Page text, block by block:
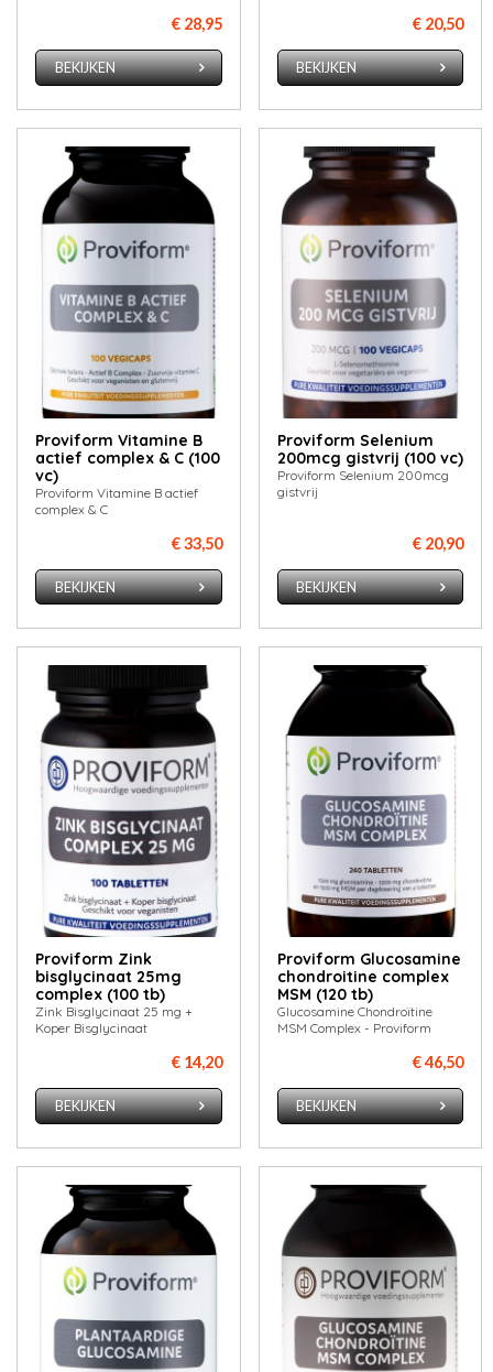
€ 28,95
BEKIJKEN
€ 20,50
BEKIJKEN
Proviform Vitamine B
actief complex & C (100
vc)
Proviform Vitamine B actief
complex & C
€ 33,50
BEKIJKEN
Proviform Selenium
200mcg gistvrij (100 vc)
Proviform Selenium 200mcg
gistvrij
€ 20,90
BEKIJKEN
Proviform Zink
bisglycinaat 25mg
complex (100 tb)
Zink Bisglycinaat 25 mg +
Koper Bisglycinaat
€ 14,20
BEKIJKEN
Proviform Glucosamine
chondroitine complex
MSM (120 tb)
Glucosamine Chondroïtine
MSM Complex - Proviform
€ 46,50
BEKIJKEN